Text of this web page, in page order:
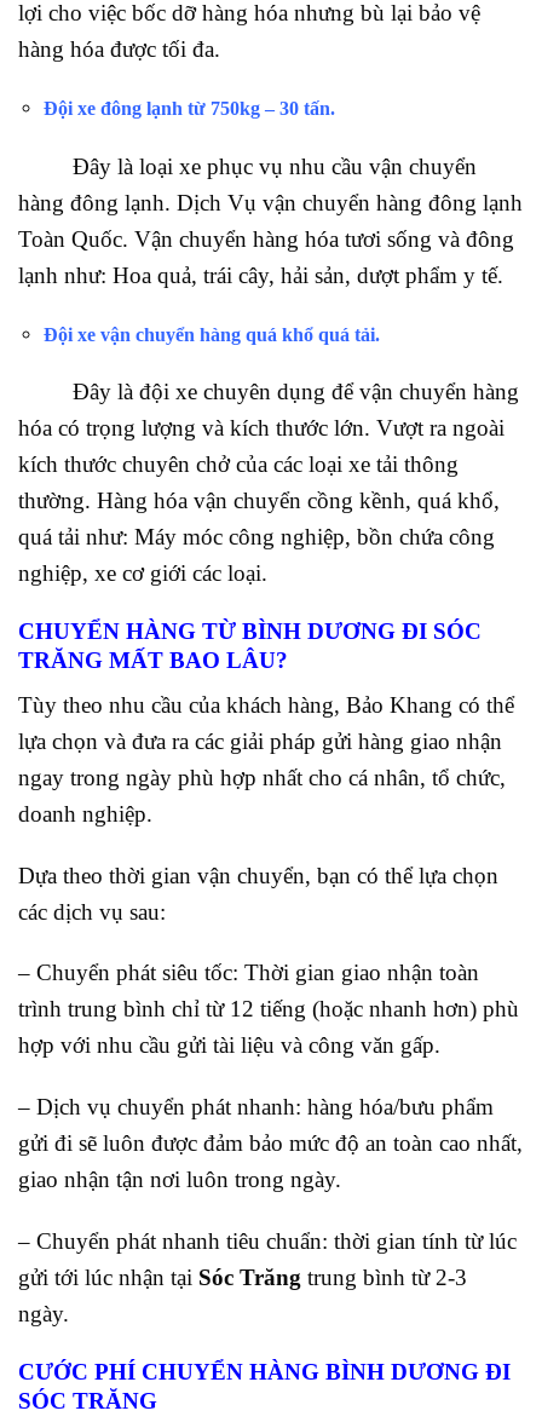
lợi cho việc bốc dỡ hàng hóa nhưng bù lại bảo vệ
hàng hóa được tối đa.
Đội xe đông lạnh từ 750kg – 30 tấn.
Đây là loại xe phục vụ nhu cầu vận chuyển
hàng đông lạnh. Dịch Vụ vận chuyển hàng đông lạnh
Toàn Quốc. Vận chuyển hàng hóa tươi sống và đông
lạnh như: Hoa quả, trái cây, hải sản, dượt phẩm y tế.
Đội xe vận chuyển hàng quá khổ quá tải.
Đây là đội xe chuyên dụng để vận chuyển hàng
hóa có trọng lượng và kích thước lớn. Vượt ra ngoài
kích thước chuyên chở của các loại xe tải thông
thường. Hàng hóa vận chuyển cồng kềnh, quá khổ,
quá tải như: Máy móc công nghiệp, bồn chứa công
nghiệp, xe cơ giới các loại.
CHUYỂN HÀNG TỪ BÌNH DƯƠNG ĐI SÓC
TRĂNG MẤT BAO LÂU?
Tùy theo nhu cầu của khách hàng, Bảo Khang có thể
lựa chọn và đưa ra các giải pháp gửi hàng giao nhận
ngay trong ngày phù hợp nhất cho cá nhân, tổ chức,
doanh nghiệp.
Dựa theo thời gian vận chuyển, bạn có thể lựa chọn
các dịch vụ sau:
– Chuyển phát siêu tốc: Thời gian giao nhận toàn
trình trung bình chỉ từ 12 tiếng (hoặc nhanh hơn) phù
hợp với nhu cầu gửi tài liệu và công văn gấp.
– Dịch vụ chuyển phát nhanh: hàng hóa/bưu phẩm
gửi đi sẽ luôn được đảm bảo mức độ an toàn cao nhất,
giao nhận tận nơi luôn trong ngày.
– Chuyển phát nhanh tiêu chuẩn: thời gian tính từ lúc
gửi tới lúc nhận tại Sóc Trăng trung bình từ 2-3
ngày.
CƯỚC PHÍ CHUYỂN HÀNG BÌNH DƯƠNG ĐI
SÓC TRĂNG